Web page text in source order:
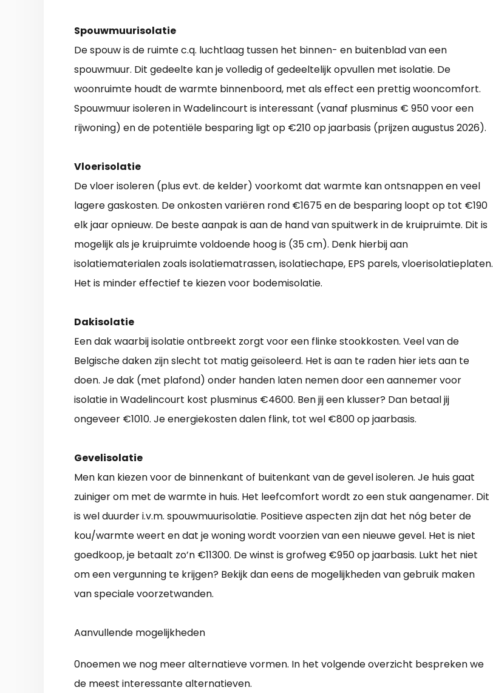
Spouwmuurisolatie
De spouw is de ruimte c.q. luchtlaag tussen het binnen- en buitenblad van een
spouwmuur. Dit gedeelte kan je volledig of gedeeltelijk opvullen met isolatie. De
woonruimte houdt de warmte binnenboord, met als effect een prettig wooncomfort.
Spouwmuur isoleren in Wadelincourt is interessant (vanaf plusminus € 950 voor een
rijwoning) en de potentiële besparing ligt op €210 op jaarbasis (prijzen augustus 2026).
Vloerisolatie
De vloer isoleren (plus evt. de kelder) voorkomt dat warmte kan ontsnappen en veel
lagere gaskosten. De onkosten variëren rond €1675 en de besparing loopt op tot €190
elk jaar opnieuw. De beste aanpak is aan de hand van spuitwerk in de kruipruimte. Dit is
mogelijk als je kruipruimte voldoende hoog is (35 cm). Denk hierbij aan
isolatiematerialen zoals isolatiematrassen, isolatiechape, EPS parels, vloerisolatieplaten.
Het is minder effectief te kiezen voor bodemisolatie.
Dakisolatie
Een dak waarbij isolatie ontbreekt zorgt voor een flinke stookkosten. Veel van de
Belgische daken zijn slecht tot matig geïsoleerd. Het is aan te raden hier iets aan te
doen. Je dak (met plafond) onder handen laten nemen door een aannemer voor
isolatie in Wadelincourt kost plusminus €4600. Ben jij een klusser? Dan betaal jij
ongeveer €1010. Je energiekosten dalen flink, tot wel €800 op jaarbasis.
Gevelisolatie
Men kan kiezen voor de binnenkant of buitenkant van de gevel isoleren. Je huis gaat
zuiniger om met de warmte in huis. Het leefcomfort wordt zo een stuk aangenamer. Dit
is wel duurder i.v.m. spouwmuurisolatie. Positieve aspecten zijn dat het nóg beter de
kou/warmte weert en dat je woning wordt voorzien van een nieuwe gevel. Het is niet
goedkoop, je betaalt zo’n €11300. De winst is grofweg €950 op jaarbasis. Lukt het niet
om een vergunning te krijgen? Bekijk dan eens de mogelijkheden van gebruik maken
van speciale voorzetwanden.
Aanvullende mogelijkheden
0noemen we nog meer alternatieve vormen. In het volgende overzicht bespreken we
de meest interessante alternatieven.